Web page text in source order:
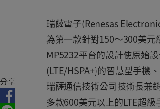
瑞薩電子(Renesas
為第一款針對150～300美元
MP5232平台的設計使原始
(LTE/HSPA+)的智慧型手機
瑞薩通信技術公司技術長兼
多款600美元以上的LTE超
分享